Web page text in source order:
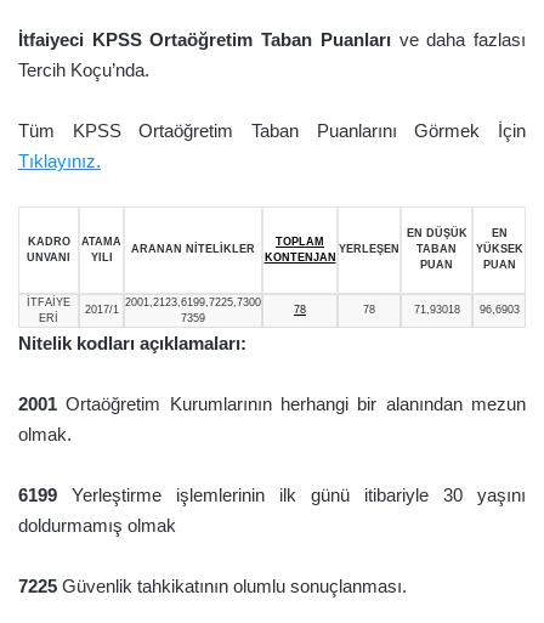
İtfaiyeci KPSS Ortaöğretim Taban Puanlarıve daha fazlası
Tercih Koçu’nda.
Tüm KPSS Ortaöğretim Taban Puanlarını Görmek İçin
Tıklayınız.
KADRO
UNVANI
ATAMA
YILI
ARANAN NİTELİKLER
TOPLAM
KONTENJAN
YERLEŞEN
EN DÜŞÜK
TABAN
PUAN
EN
YÜKSEK
PUAN
İTFAİYE
ERİ
2017/1
2001,2123,6199,7225,7300
7359
78 78 71,93018 96,6903
Nitelik kodları açıklamaları:
2001 Ortaöğretim Kurumlarının herhangi bir alanından mezun
olmak.
6199 Yerleştirme işlemlerinin ilk günü itibariyle 30 yaşını
doldurmamış olmak
7225 Güvenlik tahkikatının olumlu sonuçlanması.